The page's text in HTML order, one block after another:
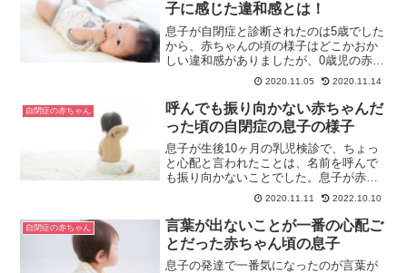
子に感じた違和感とは！
息子が自閉症と診断されたのは5歳でした
から、赤ちゃんの頃の様子はどこかおか
しい違和感がありましたが、0歳児の赤ち
ゃんだった息子が自閉症だなんて思った
こともなかったです。今回は息子が赤ち
ゃんの頃どんな子だったかなどについて
書いています。
2020.11.05 2020.11.14
自閉症の赤ちゃん
呼んでも振り向かない赤ちゃんだ
った頃の自閉症の息子の様子
息子が生後10ヶ月の乳児検診で、ちょっ
と心配と言われたことは、名前を呼んで
も振り向かないことでした。息子が赤ち
ゃんの頃に、一番はじめに現れた自閉症
特有の症状だったかもしれません。今回
は、そんな赤ちゃんの頃の息子の様子な
どについて書いています。
2020.11.11 2022.10.10
自閉症の赤ちゃん
言葉が出ないことが一番の心配ご
とだった赤ちゃん頃の息子
息子の発達で一番気になったのが言葉が